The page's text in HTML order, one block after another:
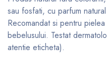
sau fosfati, cu parfum
Recomandat si pentru
bebelusului. Testat
atentie eticheta).